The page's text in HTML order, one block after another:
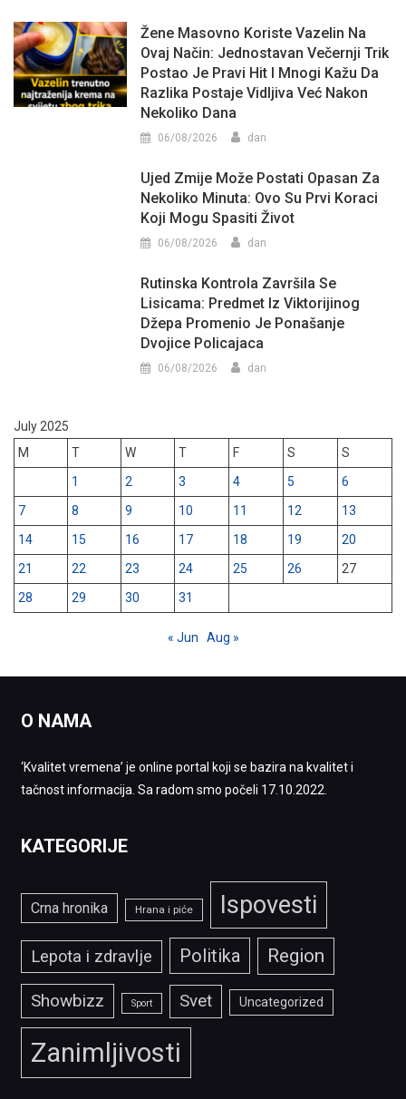
Žene Masovno Koriste Vazelin Na
Ovaj Način: Jednostavan Večernji Trik
Postao Je Pravi Hit I Mnogi Kažu Da
Razlika Postaje Vidljiva Već Nakon
Nekoliko Dana
06/08/2026 dan
Ujed Zmije Može Postati Opasan Za
Nekoliko Minuta: Ovo Su Prvi Koraci
Koji Mogu Spasiti Život
06/08/2026 dan
Rutinska Kontrola Završila Se
Lisicama: Predmet Iz Viktorijinog
Džepa Promenio Je Ponašanje
Dvojice Policajaca
06/08/2026 dan
July 2025
M
T W T F S
S
1
2 3 4 5
6
7
8 9 10 11 12
13
14
15 16 17 18 19
20
21
22 23 24 25 26
27
28
29 30 31
« Jun Aug »
O NAMA
‘Kvalitet vremena’ je online portal koji se bazira na kvalitet i
tačnost informacija. Sa radom smo počeli 17.10.2022.
KATEGORIJE
Crna hronika Hrana i piće Ispovesti
Lepota i zdravlje Politika Region
Showbizz Sport Svet Uncategorized
Zanimljivosti